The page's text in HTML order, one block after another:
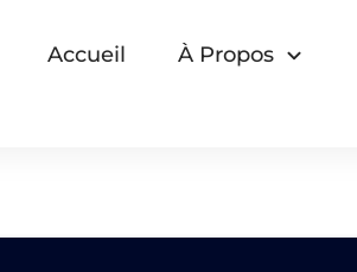
Accueil À Propos